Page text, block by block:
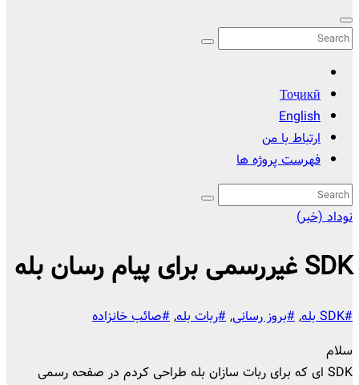
Тоҷикӣ
English
ارتباط با من
فهرست پروژه ها
نوداد (خبر)
SDK غیررسمی برای پیام رسان بله
#SDK بله ,#بروز رسانی,#ربات بله,#صائب خانزاده
سلام
SDK ای که برای ربات سازان بله طراحی کردم در صفحه رسمی